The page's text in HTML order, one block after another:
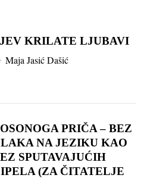
KRILATE LJUBAVI
Maja Jasić Dašić
PRIČA – BEZ
NA JEZIKU KAO
SPUTAVAJUĆIH
(ZA ČITATELJE